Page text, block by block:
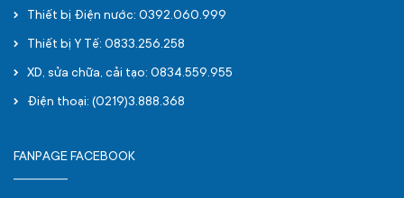
Thiết bị Điện nước: 0392.060.999
Thiết bị Y Tế: 0833.256.258
XD, sửa chữa, cải tạo: 0834.559.955
Điện thoại: (0219)3.888.368
FANPAGE FACEBOOK